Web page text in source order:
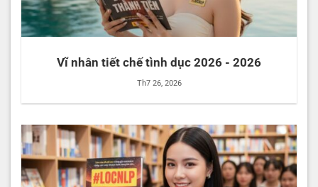
Vĩ nhân tiết chế tình dục 2026 - 2026
Th7 26, 2026